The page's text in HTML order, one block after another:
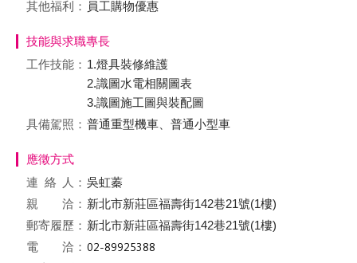
其他福利： 員工購物優惠
技能與求職專長
工作技能： 1.燈具裝修維護
2.識圖水電相關圖表
3.識圖施工圖與裝配圖
具備駕照： 普通重型機車、普通小型車
應徵方式
連絡
人： 吳虹蓁
親 洽： 新北市新莊區福壽街142巷21號(1樓)
郵寄履歷： 新北市新莊區福壽街142巷21號(1樓)
電 洽：